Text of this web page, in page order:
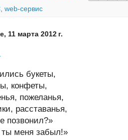
web-сервис
11 марта 2012 г.
букеты,
конфеты,
пожеланья,
расставанья,
позвонил?»
меня забыл!»